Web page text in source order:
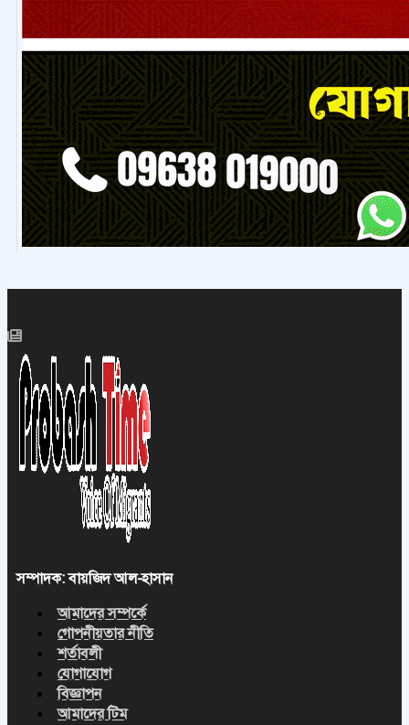
সম্পাদক: বায়জিদ আল-হাসান
আমাদের সম্পর্কে
গোপনীয়তার নীতি
শর্তাবলী
যোগাযোগ
বিজ্ঞাপন
আমাদের টিম